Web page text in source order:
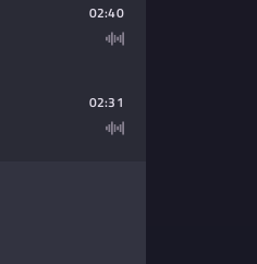
02:40
02:31